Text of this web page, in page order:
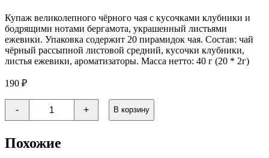
Купаж великолепного чёрного чая с кусочками клубники и
бодрящими нотами бергамота, украшенный листьями
ежевики. Упаковка содержит 20 пирамидок чая. Состав: чай
чёрный рассыпной листовой средний, кусочки клубники,
листья ежевики, ароматизаторы. Масса нетто: 40 г (20 * 2г)
190 ₽
-
Количество
товара
Пакетированный
Клубничный
бергамот
+ В корзину
Похожие